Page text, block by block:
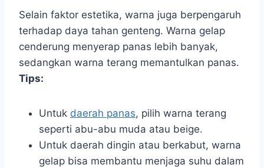
Selain faktor estetika, warna juga berpengaruh
terhadap daya tahan genteng. Warna gelap
cenderung menyerap panas lebih banyak,
sedangkan warna terang memantulkan panas.
Tips:
Untuk daerah panas, pilih warna terang
seperti abu-abu muda atau beige.
Untuk daerah dingin atau berkabut, warna
gelap bisa membantu menjaga suhu dalam